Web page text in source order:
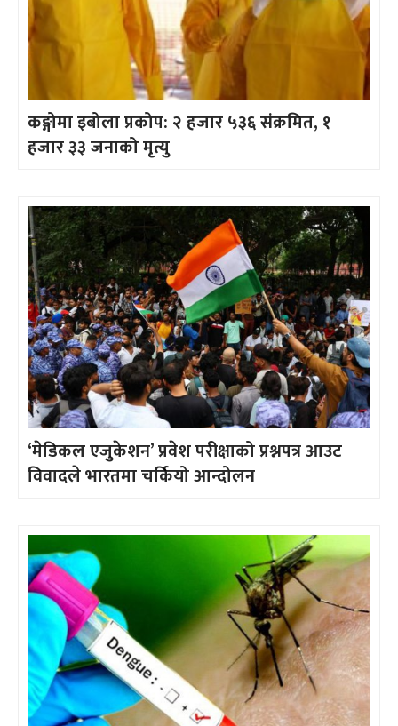
कङ्गोमा इबोला प्रकोप: २ हजार ५३६ संक्रमित, १
हजार ३३ जनाको मृत्यु
‘मेडिकल एजुकेशन’ प्रवेश परीक्षाको प्रश्नपत्र आउट
विवादले भारतमा चर्कियो आन्दोलन